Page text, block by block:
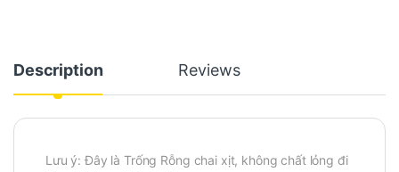
Description Reviews
Lưu ý: Đây là Trống Rỗng chai xịt, không chất lỏng đi